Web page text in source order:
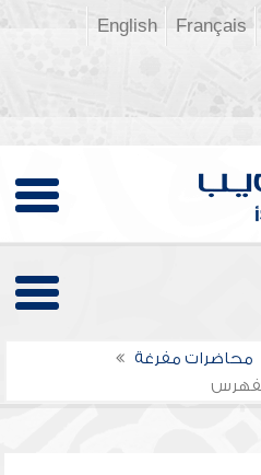
Français
English
محاضرات مفرغة